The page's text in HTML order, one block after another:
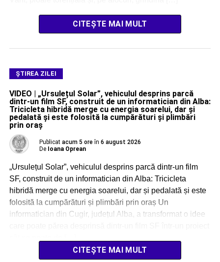
CITEȘTE MAI MULT
ŞTIREA ZILEI
VIDEO | „Ursulețul Solar”, vehiculul desprins parcă
dintr-un film SF, construit de un informatician din Alba:
Tricicleta hibridă merge cu energia soarelui, dar și
pedalată și este folosită la cumpărături și plimbări
prin oraș
Publicat acum 5 ore în 6 august 2026
De Ioana Oprean
„Ursulețul Solar”, vehiculul desprins parcă dintr-un film
SF, construit de un informatician din Alba: Tricicleta
hibridă merge cu energia soarelui, dar și pedalată și este
folosită la cumpărături și plimbări prin oraș Un
informatician din Cugir, județul Alba, a transformat o idee
CITEȘTE MAI MULT